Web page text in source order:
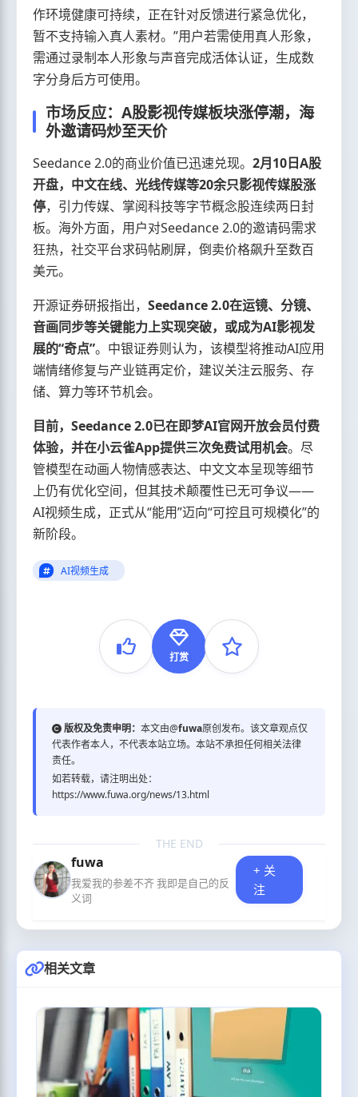
作环境健康可持续，正在针对反馈进行紧急优化，
暂不支持输入真人素材。”用户若需使用真人形象，
需通过录制本人形象与声音完成活体认证，生成数
字分身后方可使用。
市场反应：A股影视传媒板块涨停潮，海
外邀请码炒至天价
Seedance 2.0的商业价值已迅速兑现。 2月10日A股
开盘，中文在线、光线传媒等20余只影视传媒股涨
停，引力传媒、掌阅科技等字节概念股连续两日封
板。海外方面，用户对Seedance 2.0的邀请码需求
狂热，社交平台求码帖刷屏，倒卖价格飙升至数百
美元。
开源证券研报指出， Seedance 2.0在运镜、分镜、
音画同步等关键能力上实现突破，或成为AI影视发
展的“奇点”。中银证券则认为，该模型将推动AI应用
端情绪修复与产业链再定价，建议关注云服务、存
储、算力等环节机会。
目前，Seedance 2.0已在即梦AI官网开放会员付费
体验，并在小云雀App提供三次免费试用机会。尽
管模型在动画人物情感表达、中文文本呈现等细节
上仍有优化空间，但其技术颠覆性已无可争议——
AI视频生成，正式从“能用”迈向“可控且可规模化”的
新阶段。
AI视频生成
打赏
版权及免责申明： 本文由@fuwa原创发布。该文章观点仅
代表作者本人，不代表本站立场。本站不承担任何相关法律
责任。
如若转载，请注明出处：
https://www.fuwa.org/news/13.html
THE END
fuwa
我爱我的参差不齐 我即是自己的反
义词
+ 关
注
相关文章